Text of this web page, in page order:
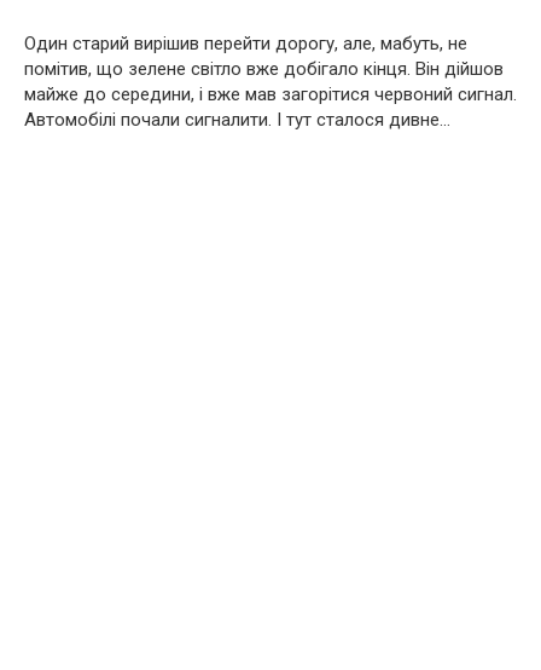
Один старий вирішив перейти дорогу, але, мабуть, не
помітив, що зелене світло вже добігало кінця. Він дійшов
майже до середини, і вже мав загорітися червоний сигнал.
Автомобілі почали сигналити. І тут сталося дивне…